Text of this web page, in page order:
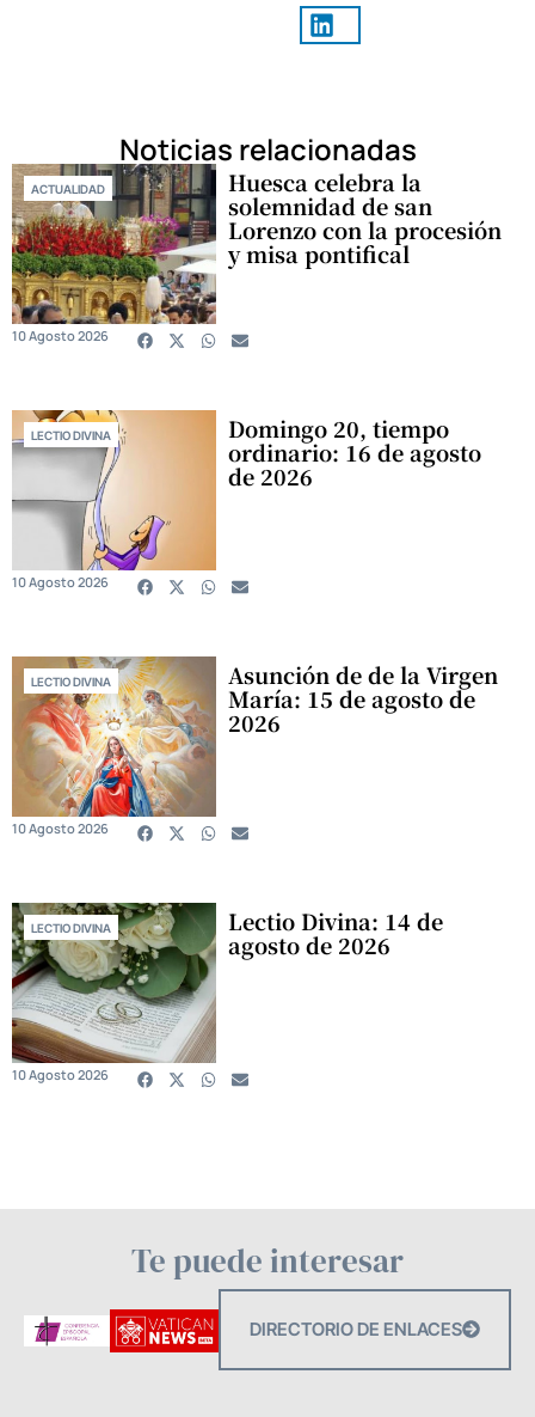
Noticias relacionadas
ACTUALIDAD Huesca celebra la
solemnidad de san
Lorenzo con la procesión
y misa pontifical
10 Agosto 2026
LECTIO DIVINA Domingo 20, tiempo
ordinario: 16 de agosto
de 2026
10 Agosto 2026
LECTIO DIVINA Asunción de de la Virgen
María: 15 de agosto de
2026
10 Agosto 2026
LECTIO DIVINA Lectio Divina: 14 de
agosto de 2026
10 Agosto 2026
Te puede interesar
DIRECTORIO DE ENLACES